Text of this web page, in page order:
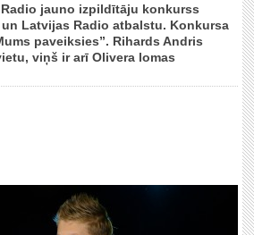
jauno izpildītāju konkurss
Latvijas Radio atbalstu. Konkursa
paveiksies”. Rihards Andris
viņš ir arī Olivera lomas